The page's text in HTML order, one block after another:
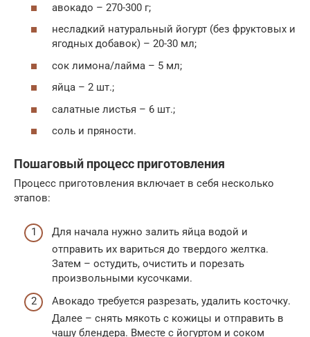
авокадо – 270-300 г;
несладкий натуральный йогурт (без фруктовых и
ягодных добавок) – 20-30 мл;
сок лимона/лайма – 5 мл;
яйца – 2 шт.;
салатные листья – 6 шт.;
соль и пряности.
Пошаговый процесс приготовления
Процесс приготовления включает в себя несколько
этапов:
Для начала нужно залить яйца водой и
отправить их вариться до твердого желтка.
Затем – остудить, очистить и порезать
произвольными кусочками.
Авокадо требуется разрезать, удалить косточку.
Далее – снять мякоть с кожицы и отправить в
чашу блендера. Вместе с йогуртом и соком